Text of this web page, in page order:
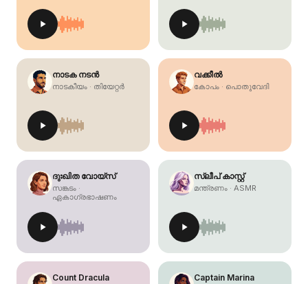
നാടക നടൻ
നാടകീയം · തിയേറ്റർ
വക്കീൽ
കോപം · പൊതുവേദി
ദുഃഖിത വോയ്‌സ്
സങ്കടം ·
ഏകാഗ്രഭാഷണം
സ്ലീപ് കാസ്റ്റ്
മന്ത്രണം · ASMR
Count Dracula Captain Marina